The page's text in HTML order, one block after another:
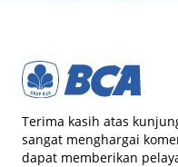
Terima kasih atas
sangat menghargai
dapat memberikan